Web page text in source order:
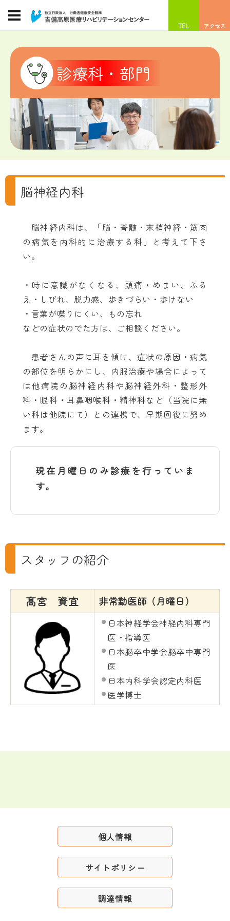
TEL アクセス
診療科・部門
脳神経内科
脳神経内科は、「脳・脊髄・末梢神経・筋肉
の病気を内科的に治療する科」と考えて下さ
い。
・時に意識がなくなる、頭痛・めまい、ふる
え・しびれ、脱力感、歩きづらい・歩けない
・言葉が喋りにくい、もの忘れ
などの症状のでた方は、ご相談ください。
患者さんの声に耳を傾け、症状の原因・病気
の部位を明らかにし、内服治療や場合によって
は他病院の脳神経内科や脳神経外科・整形外
科・眼科・耳鼻咽喉科・精神科など（当院に無
い科は他院にて）との連携で、早期回復に努め
ます。
現在月曜日のみ診療を行っていま
す。
スタッフの紹介
髙宮 資宜 非常勤医師（月曜日）
日本神経学会神経内科専門
医・指導医
日本脳卒中学会脳卒中専門
医
日本内科学会認定内科医
医学博士
個人情報
サイトポリシー
調達情報